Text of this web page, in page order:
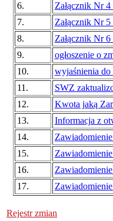
6.
Załącznik Nr
7.
Załącznik Nr
8.
Załącznik Nr
9.
ogłoszenie o
10.
wyjaśnienia
11.
SWZ
12.
Kwota jaką
13.
Informacja z
14.
15.
16.
17.
Rejestr zmian